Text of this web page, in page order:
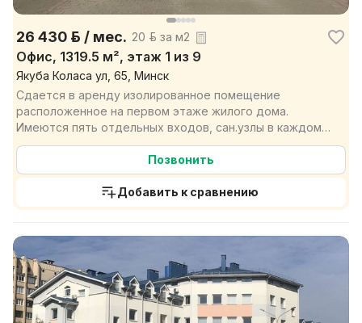
26 430 р. / мес. 20 р. за м2
Офис, 1319.5 м², этаж 1 из 9
Якуба Коласа ул, 65, Минск
Сдается в аренду изолированное помещение
расположенное на первом этаже жилого дома.
Имеются пять отдельных входов, сан.узлы в каждом
крыле, просторны...
Позвонить
Добавить к сравнению